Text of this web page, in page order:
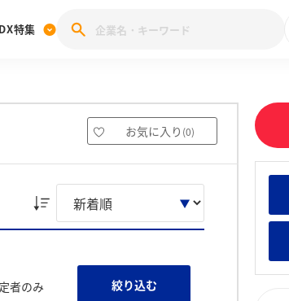
投稿キャンペーン
ブランド調査
就職人気企業ランキング みんなの新卒就職人気企
特集
27卒 IT・DX企業特集 28卒 IT・DX現場社員イ
お気に入り (0)
者のみ 絞り込む